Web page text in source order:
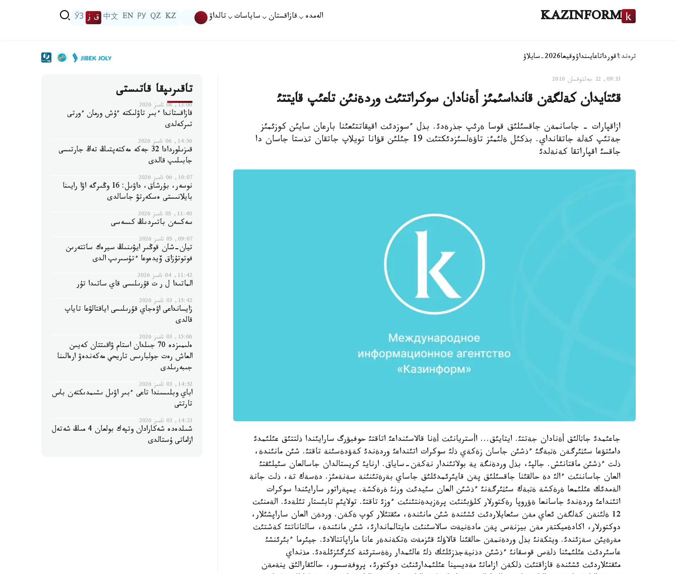
KAZINFORM الەمدە قازاقستان ساياسات تالداۋ KZ
QZ
РУ
EN
中文 ق ز ЎЗ
ترەند:اقورداتاعايىنداۋوقيعا2026-سايلاۋ
09:33, 22 جەلتوقسان 2010
قئتايدان كةلگةن قانداسئمئز أةنادان سوكراتتئث وردةنئن تاعئپ قايتتئ
ازاقپارات - جاسانمةن جاقسئلئق قوسا ةرئپ جذرةدئ. بذل ءسوزدئث اقيقاتتئعئنا بارعان سايئن كوزئمئز
جةتئپ كةلة جاتقانداي. بذكئل ةلئمئز تاؤةلسئزدئكتئث 19 جئلئن قؤانا تويلاپ جاتقان تذستا جاسان دا
جاقسئ اقپاراتقا كةنةلدئ
جاعئمدئ جاثالئق أةنادان جةتتئ. ايتايئق... اأستريانئث أةنا قالاسئنداعئ اتاقتئ حوفبؤرگ سارايئندا ذلتتئق عئلئمدئ
دامئتؤعا سئثئرگةن ةثبةگئ ءذشئن جاسان زةكةي ذلئ سوكرات اتئنداعئ وردةندئ كةؤدةسئنة تاقتئ. شئن مانئندة،
ذلت ءذشئن ماقتانئش. جالپئ، بذل وردةنگة ية بولاتئندار نةكةن-ساياق. ارنايئ كريستالدان جاسالعان سئيلئقتئ
العان جاساننئث ءالئ دة حالقئنا جاقسئلئق پةن قايئرئمدئلئق جاساي بةرةتئنئنة سةنةمئز. دةسةك تة، ذلت جانة
الةمدئك عئلئمعا ةرةكشة ةثبةك سئثئرگةنئ ءذشئن العان سئيدئث ورنئ ةرةكشة. يمپةراتور سارايئندا سوكرات
اتئنداعئ وردةندئ جاسانعا ةؤروپا رةكتورلار كلؤبئنئث پرةزيدةنتئنئث ءوزئ تاقتئ. تولايئم تابئستار تئلةدئ. الةمنئث
12 ةلئنةن كةلگةن ئعاي مةن سئعايلاردئث ئشئندة شئن مانئندة، مئقتئلار كوپ ةكةن. وردةن العان ساراپشئلار،
دوكتورلار، اكادةميكتةر مةن بيزنةس پةن مادةنيةت سالاسئنئث مايتالماندارئ، شئن مانئندة، سالتاناتتئ كةشتئث
مةرةيئن سةزئندئ. ويتكةنئ بذل وردةنمةن حالقئنا قالاؤلئ قئزمةت ةتكةندةر عانا ماراپاتتالادئ. جيئرما ءبئرئنشئ
عاسئردئث عئلئمئنا ذلةس قوسقانئ ءذشئن دذنيةجذزئلئك ذلئ عالئمدار رةةسترئنة كئرگئزئلةدئ. مذنداي
مئقتئلاردئث ئشئندة قازاقتئث ذلكةن ازاماتئ مةديسينا عئلئمدارئنئث دوكتورئ، پروفةسسور، حالئقارالئق ينةمةن
تاقىرىپقا قاتىستى
13:06, 08 تامىز 2026
قازاقستاندا ءبىر تاۋلىكتە ءۇش ورمان ءورتى
تىركەلدى
14:56, 06 تامىز 2026
قىزىلوردادا 32 جەكە مەكتەپتىڭ تەڭ جارتىسى
جابىلىپ قالدى
10:07, 06 تامىز 2026
نوسەر، بۇرشاق، داۋىل: 16 وڭىرگە اۋا رايىنا
بايلانىستى ەسكەرتۋ جاسالدى
11:40, 05 تامىز 2026
سەكسەن باتىردىڭ كىسەسى
09:07, 05 تامىز 2026
تيان-شان قوڭىر ايۋىنىڭ سيرەك ساتتەرىن
فوتوتۇزاق ۆيدەوعا ءتۇسىرىپ الدى
11:42, 04 تامىز 2026
الماتىدا ل ر ت قۇرىلىسى قاي ساتىدا تۇر
15:42, 03 تامىز 2026
زايسانداعى اۋەجاي قۇرىلىسى اياقتالۋعا تاياپ
قالدى
15:06, 03 تامىز 2026
ەلىمىزدە 70 جىلدان استام ۋاقىتتان كەيىن
العاش رەت جولبارىس تاريحي مەكەندەۋ ارەالىنا
جىبەرىلدى
14:52, 03 تامىز 2026
اباي وبلىسىندا تاعى ءبىر اۋىل ىشىمدىكتەن باس
تارتتى
14:23, 03 تامىز 2026
شىلدەدە شەكارادان وتپەك بولعان 4 مىڭ شەتەل
ازاماتى ۇستالدى